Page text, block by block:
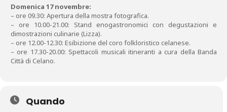
Domenica 17 novembre:
– ore 09.30: Apertura della mostra fotografica.
– ore 10.00-21.00: Stand enogastronomici con degustazioni e
dimostrazioni culinarie (Lizza).
– ore 12.00-12.30: Esibizione del coro folkloristico celanese.
– ore 17.30-20.00: Spettacoli musicali itineranti a cura della Banda
Città di Celano.
Quando